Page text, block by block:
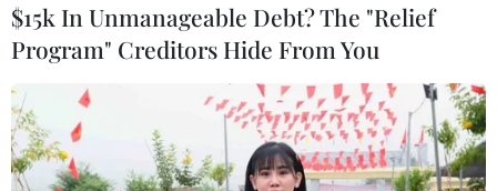
$15k In Unmanageable Debt? The "Relief
Program" Creditors Hide From You